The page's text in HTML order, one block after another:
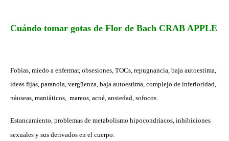
Cuándo tomar gotas de Flor de Bach CRAB APPLE
Fobias, miedo a enfermar, obsesiones, TOCs, repugnancia, baja autoestima,
ideas fijas, paranoia, vergüenza, baja autoestima, complejo de inferioridad,
náuseas, maniáticos, mareos, acné, ansiedad, sofocos.
Estancamiento, problemas de metabolismo hipocondríacos, inhibiciones
sexuales y sus derivados en el cuerpo.